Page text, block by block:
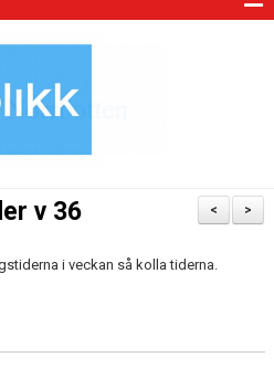
>
<
v 36
i veckan så kolla tiderna.